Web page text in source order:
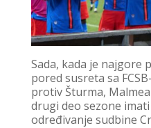
Sada, kada je najgore
pored susreta sa
protiv Šturma,
drugi deo sezone
određivanje sudbine